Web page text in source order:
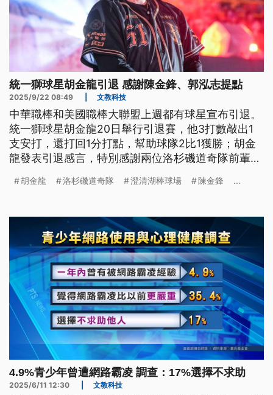
統一獅球星胡金龍引退 感謝陳金鋒、郭泓志提點
2025/9/22 08:49 文教科技
中華職棒和美國職棒大聯盟上週都有球星宣布引退。
統一獅球星胡金龍20日舉行引退賽，他3打數敲出1
支安打，還打回1分打點，幫助球隊2比1獲勝；胡金
龍發表引退感言，特別感謝兩位洛杉磯道奇隊前輩陳
胡金龍 洛杉磯道奇隊 澄清湖棒球場 陳金鋒 ...
4.9%青少年曾遭網路霸凌 調查：17%選擇不求助
2025/6/11 12:30 文教科技